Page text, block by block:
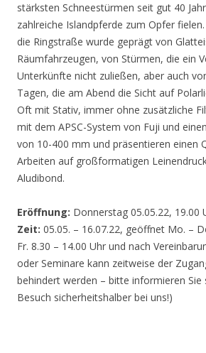
stärksten Schneestürmen seit gut 40
zahlreiche Islandpferde zum Opfer
die Ringstraße wurde geprägt von
Räumfahrzeugen, von Stürmen, die ein
Unterkünfte nicht zuließen, aber auch
Tagen, die am Abend die Sicht auf
Oft mit Stativ, immer ohne zusätzliche
mit dem APSC-System von Fuji und
von 10-400 mm und präsentieren einen
Arbeiten auf großformatigen
Aludibond.
Eröffnung: Donnerstag 05.05.22, 19.00
Zeit: 05.05. – 16.07.22, geöffnet Mo. –
Fr. 8.30 – 14.00 Uhr und nach
oder Seminare kann zeitweise der
behindert werden – bitte informieren Sie
Besuch sicherheitshalber bei uns!)